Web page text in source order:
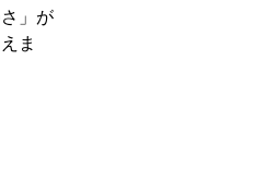
」が
ま